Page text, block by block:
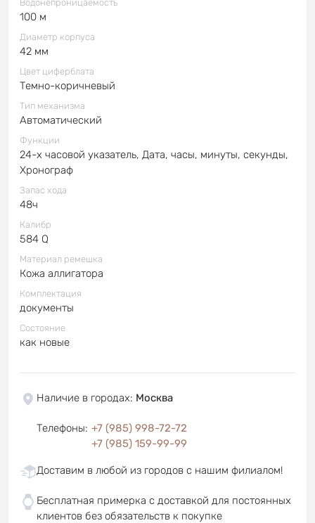
Водонепроницаемость
100 м
Диаметр корпуса
42 мм
Цвет циферблата
Темно-коричневый
Тип механизма
Автоматический
Функции
24-х часовой указатель, Дата, часы, минуты, секунды,
Хронограф
Запас хода
48ч
Калибр
584 Q
Материал ремешка
Кожа аллигатора
Комплектация
документы
Состояние
как новые
Наличие в городах: Москва
Телефоны: +7 (985) 998-72-72
+7 (985) 159-99-99
Доставим в любой из городов с нашим филиалом!
Бесплатная примерка с доставкой для постоянных
клиентов без обязательств к покупке